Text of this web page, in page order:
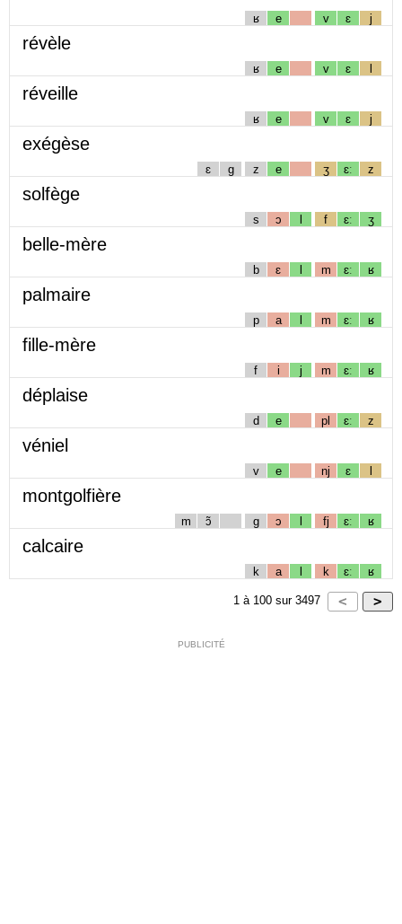
ʁ e v ɛ j
révèle
ʁ e v ɛ l
réveille
ʁ e v ɛ j
exégèse
ɛ g z e ʒ ɛː z
solfège
s ɔ l f ɛː ʒ
belle-mère
b ɛ l m ɛː ʁ
palmaire
p a l m ɛː ʁ
fille-mère
f i j m ɛː ʁ
déplaise
d e pl ɛː z
véniel
v e nj ɛ l
montgolfière
m ɔ̃ g ɔ l fj ɛː ʁ
calcaire
k a l k ɛː ʁ
1 à 100 sur 3497
PUBLICITÉ